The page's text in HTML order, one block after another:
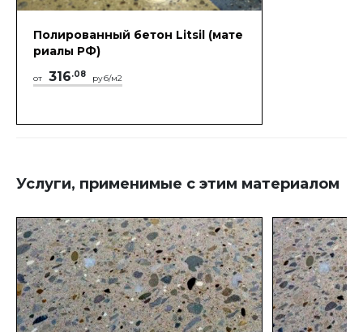
Полированный бетон Litsil (мате
риалы РФ)
от 316.08 руб/м2
Услуги, применимые с этим материалом